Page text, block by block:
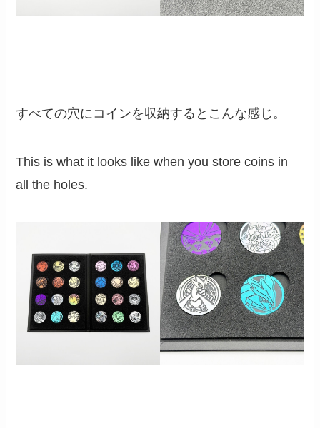
すべての穴にコインを収納するとこんな感じ。
This is what it looks like when you store coins in
all the holes.